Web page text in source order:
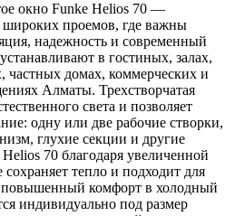
окно Funke Helios 70 —
проемов, где важны
надежность и современный
в гостиных, залах,
частных домах, коммерческих и
Алматы. Трехстворчатая
света и позволяет
одну или две рабочие створки,
глухие секции и другие
70 благодаря увеличенной
тепло и подходит для
повышенный комфорт в холодный
индивидуально под размер